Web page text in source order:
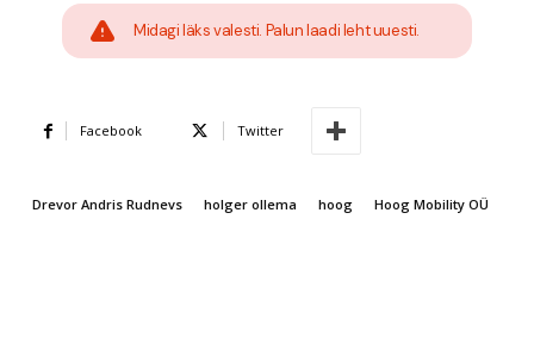
Midagi läks valesti. Palun laadi leht uuesti.
Facebook Twitter
Drevor Andris Rudnevs holger ollema hoog Hoog Mobility OÜ